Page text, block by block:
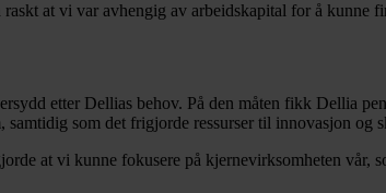
at vi var avhengig av arbeidskapital for å kunne
etter Dellias behov. På den måten fikk Dellia
som det frigjorde ressurser til innovasjon og
at vi kunne fokusere på kjernevirksomheten vår,